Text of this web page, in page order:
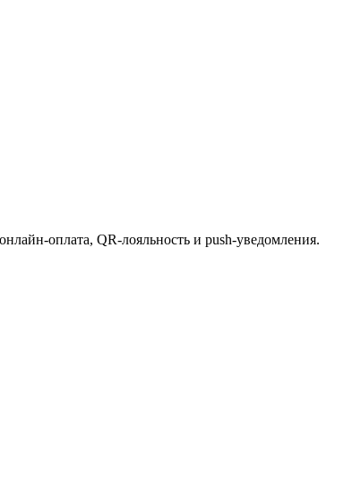
оплата, QR-лояльность и push-уведомления.